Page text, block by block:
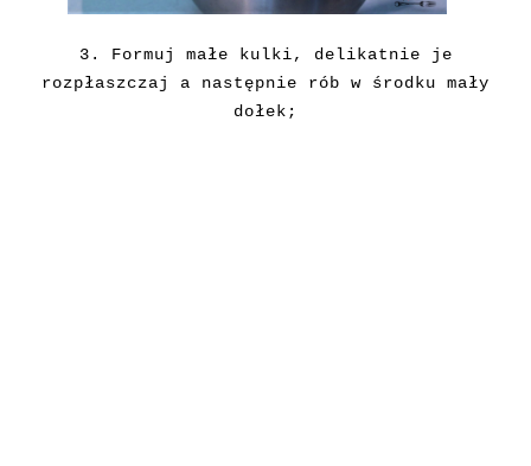
3. Formuj małe kulki, delikatnie je
rozpłaszczaj a następnie rób w środku mały
dołek;